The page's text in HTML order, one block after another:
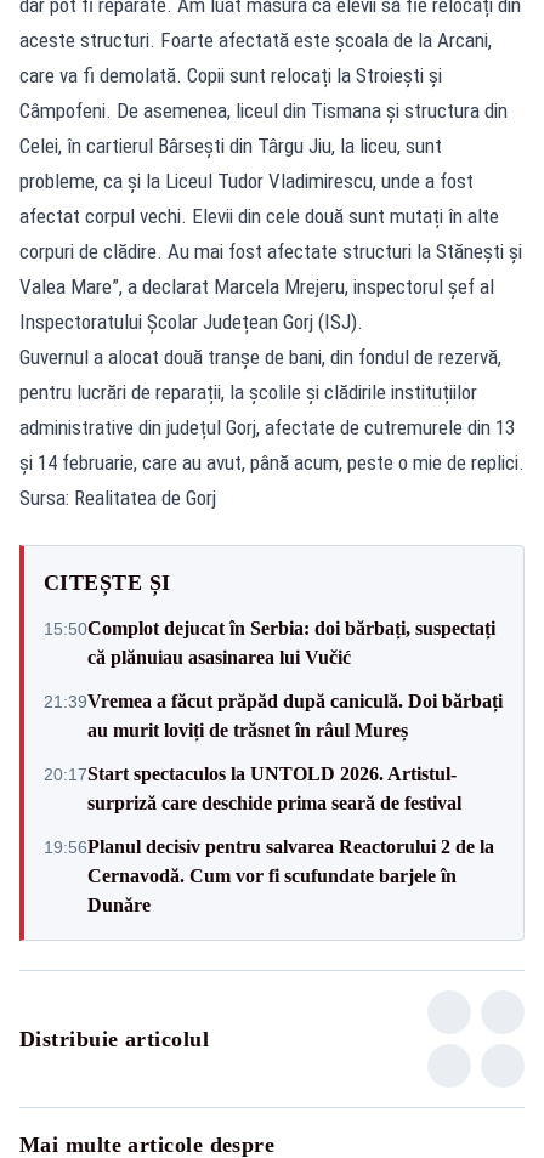
aceste structuri. Foarte afectată este școala de la Arcani,
care va fi demolată. Copii sunt relocați la Stroiești și
Câmpofeni. De asemenea, liceul din Tismana și structura din
Celei, în cartierul Bârsești din Târgu Jiu, la liceu, sunt
probleme, ca și la Liceul Tudor Vladimirescu, unde a fost
afectat corpul vechi. Elevii din cele două sunt mutați în alte
corpuri de clădire. Au mai fost afectate structuri la Stănești și
Valea Mare”, a declarat Marcela Mrejeru, inspectorul șef al
Inspectoratului Școlar Județean Gorj (ISJ).
Guvernul a alocat două tranșe de bani, din fondul de rezervă,
pentru lucrări de reparații, la școlile și clădirile instituțiilor
administrative din județul Gorj, afectate de cutremurele din 13
și 14 februarie, care au avut, până acum, peste o mie de replici.
Sursa: Realitatea de Gorj
CITEȘTE ȘI
15:50Complot dejucat în Serbia: doi bărbați, suspectați
că plănuiau asasinarea lui Vučić
21:39Vremea a făcut prăpăd după caniculă. Doi bărbați
au murit loviți de trăsnet în râul Mureș
20:17Start spectaculos la UNTOLD 2026. Artistul-
surpriză care deschide prima seară de festival
19:56Planul decisiv pentru salvarea Reactorului 2 de la
Cernavodă. Cum vor fi scufundate barjele în
Dunăre
Distribuie articolul
Mai multe articole despre